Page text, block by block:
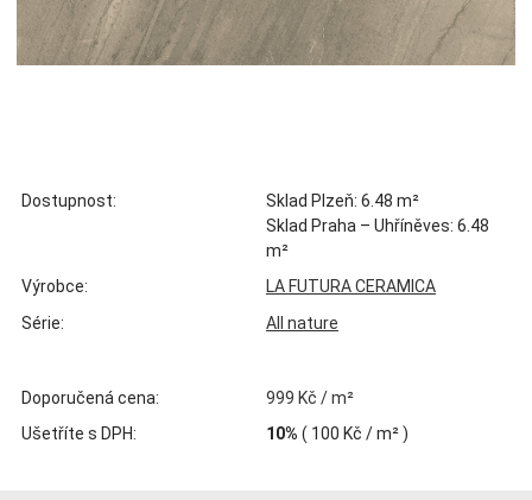
Dostupnost:
Sklad Plzeň: 6.48 m²
Sklad Praha – Uhříněves: 6.48
m²
Výrobce:
LA FUTURA CERAMICA
Série:
All nature
Doporučená cena:
999 Kč / m²
Ušetříte s DPH:
10% ( 100 Kč / m² )